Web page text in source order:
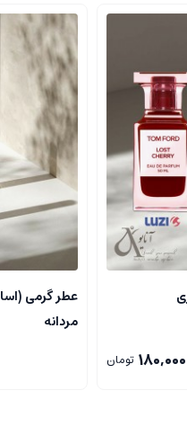
دارند مانند دارچین و میخک
180,000 تومان
عطر گرمی
مردانه